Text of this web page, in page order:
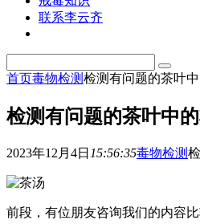
联系李云齐
首页毒物检测检测有问题的茶叶
检测有问题的茶叶中
2023年12月4日 15:56:35毒物检测
前段，有位朋友咨询我们的内容